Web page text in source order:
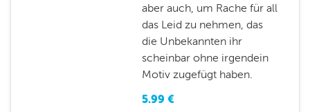
aber auch, um Rache für all
das Leid zu nehmen, das
die Unbekannten ihr
scheinbar ohne irgendein
Motiv zugefügt haben.
5.99 €